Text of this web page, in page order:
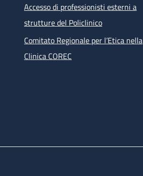
Accesso di professionisti esterni a
strutture del Policlinico
Comitato Regionale per l’Etica nella
Clinica COREC